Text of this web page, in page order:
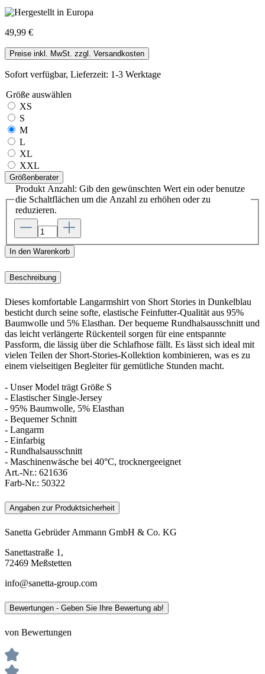
49,99 €
Preise inkl. MwSt. zzgl. Versandkosten
Sofort verfügbar, Lieferzeit: 1-3 Werktage
Größe auswählen
XS
S
M
L
XL
XXL
Größenberater
Produkt Anzahl: Gib den gewünschten Wert ein oder benutze
die Schaltflächen um die Anzahl zu erhöhen oder zu
reduzieren.
In den Warenkorb
Beschreibung
Dieses komfortable Langarmshirt von Short Stories in Dunkelblau
besticht durch seine softe, elastische Feinfutter-Qualität aus 95%
Baumwolle und 5% Elasthan. Der bequeme Rundhalsausschnitt und
das leicht verlängerte Rückenteil sorgen für eine entspannte
Passform, die lässig über die Schlafhose fällt. Es lässt sich ideal mit
vielen Teilen der Short-Stories-Kollektion kombinieren, was es zu
einem vielseitigen Begleiter für gemütliche Stunden macht.
- Unser Model trägt Größe S
- Elastischer Single-Jersey
- 95% Baumwolle, 5% Elasthan
- Bequemer Schnitt
- Langarm
- Einfarbig
- Rundhalsausschnitt
- Maschinenwäsche bei 40°C, trocknergeeignet
Art.-Nr.: 621636
Farb-Nr.: 50322
Angaben zur Produktsicherheit
Sanetta Gebrüder Ammann GmbH & Co. KG
Sanettastraße 1,
72469 Meßstetten
info@sanetta-group.com
Bewertungen - Geben Sie Ihre Bewertung ab!
von Bewertungen